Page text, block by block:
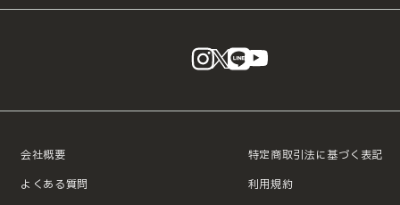
instagram
X LINE
会社概要
よくある質問
特定商取引法に基づく表記
利用規約